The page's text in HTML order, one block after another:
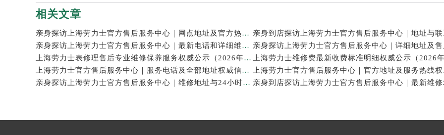
相关文章
亲身探访上海劳力士官方售后服务中心｜网点地址及官方热线（2026年7月最新）
亲身探访上海劳力士官方售后服务中心｜最新电话和详细维修地址（2026年7月最新）
上海劳力士表修理售后专业维修保养服务权威公示（2026年7月最新）
上海劳力士官方售后服务中心｜服务电话及全部地址权威信息公示（2026年7月最新）
亲身探访上海劳力士官方售后服务中心｜维修地址与24小时服务电话（2026年7月最新）